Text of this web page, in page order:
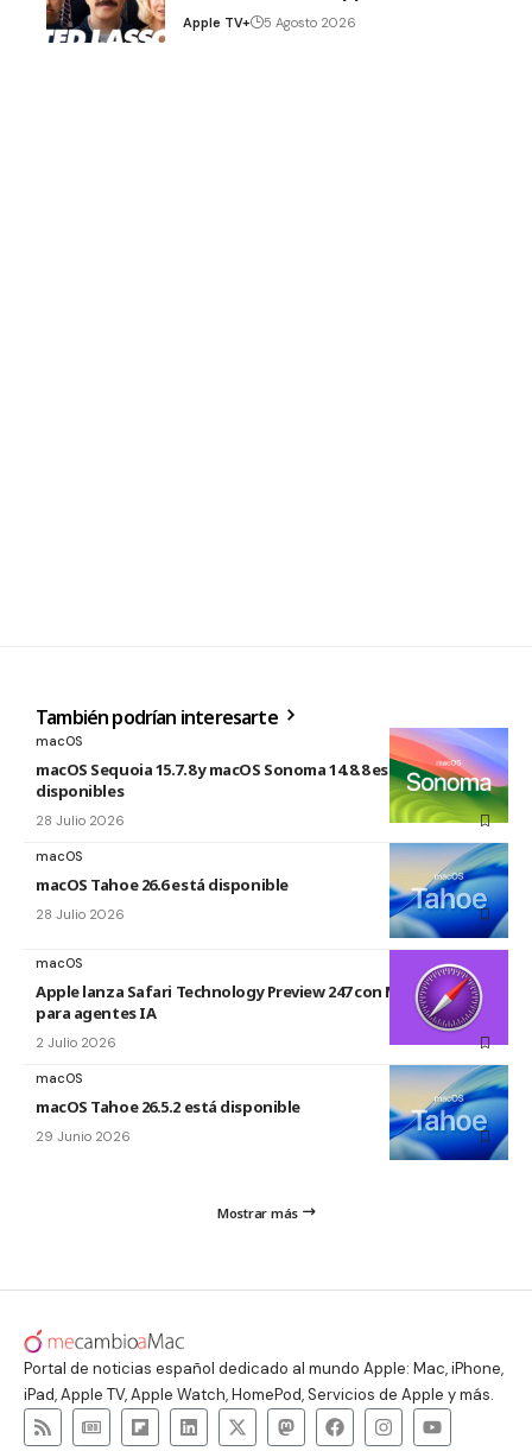
Apple TV+ 5 Agosto 2026
También podrían interesarte
macOS
macOS Sequoia 15.7.8 y macOS Sonoma 14.8.8 están
disponibles
28 Julio 2026
macOS
macOS Tahoe 26.6 está disponible
28 Julio 2026
macOS
Apple lanza Safari Technology Preview 247 con MCP Server
para agentes IA
2 Julio 2026
macOS
macOS Tahoe 26.5.2 está disponible
29 Junio 2026
Mostrar más
Portal de noticias español dedicado al mundo Apple: Mac, iPhone,
iPad, Apple TV, Apple Watch, HomePod, Servicios de Apple y más.